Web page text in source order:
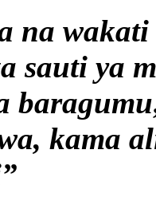
na
sauti ya
kama